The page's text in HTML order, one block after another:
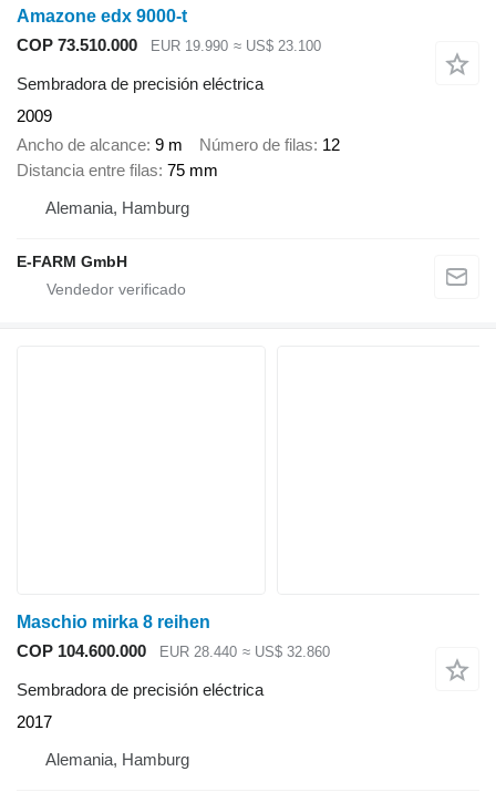
Amazone edx 9000-t
COP 73.510.000
EUR 19.990 ≈ US$ 23.100
Sembradora de precisión eléctrica
2009
Ancho de alcance 9 m Número de filas 12
Distancia entre filas 75 mm
Alemania, Hamburg
E-FARM GmbH
Maschio mirka 8 reihen
COP 104.600.000
EUR 28.440 ≈ US$ 32.860
Sembradora de precisión eléctrica
2017
Alemania, Hamburg